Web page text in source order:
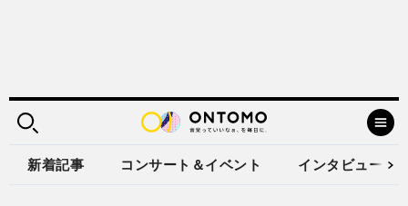
新着記事 コンサート＆イベント インタビュー